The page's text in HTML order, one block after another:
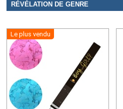
RÉVÉLATION DE GENRE
Le plus vendu